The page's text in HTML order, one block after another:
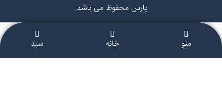
پارس محفوظ می باشد.
منو خانه سبد